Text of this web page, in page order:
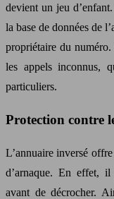
devient un jeu
la base de données de
propriétaire du
les appels inconnus,
particuliers.
Protection contre
L’annuaire inversé
d’arnaque. En effet,
avant de décrocher.